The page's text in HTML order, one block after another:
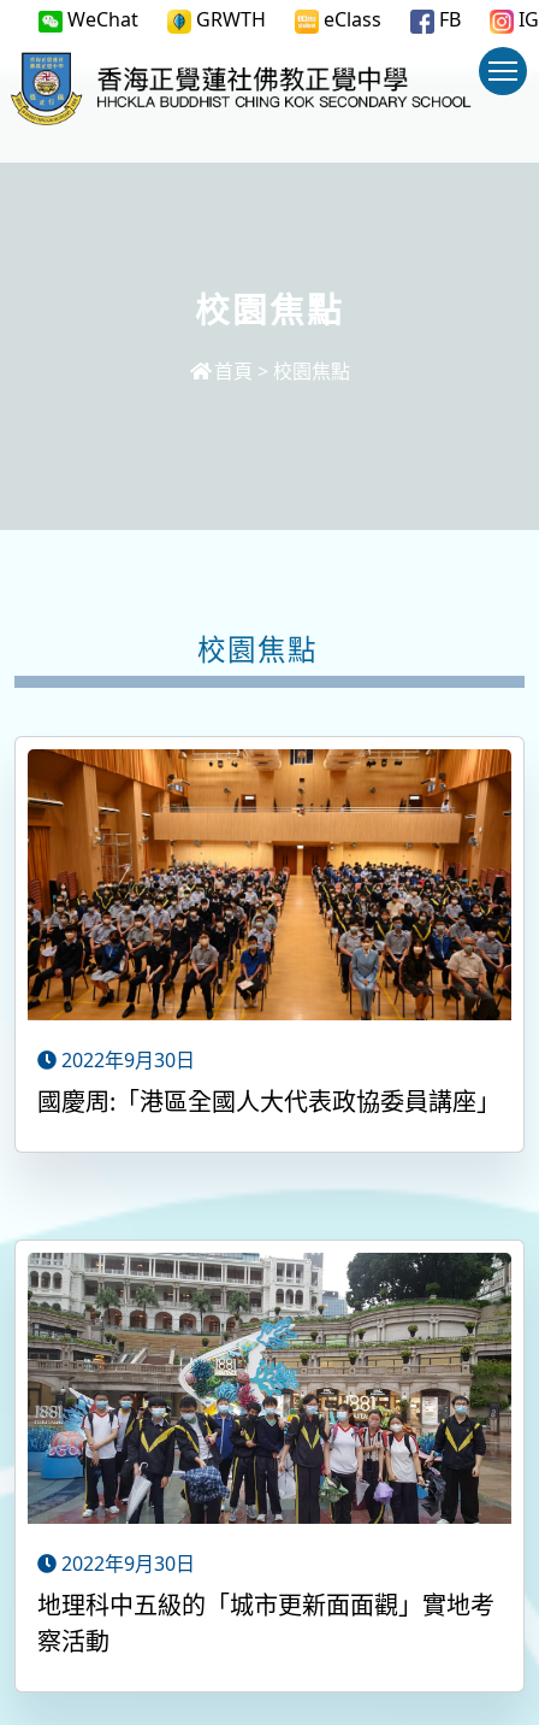
WeChat GRWTH eClass FB IG
校園焦點
首頁 > 校園焦點
校園焦點
2022年9月30日
國慶周:「港區全國人大代表政協委員講座」
2022年9月30日
地理科中五級的「城市更新面面觀」實地考
察活動